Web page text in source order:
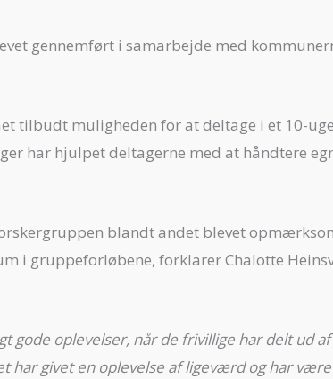
gennemført i samarbejde med
tilbudt muligheden for at deltage i et 10-
har hjulpet deltagerne med at håndtere
blandt andet blevet
i gruppeforløbene, forklarer Chalotte
oplevelser, når de frivillige har delt ud
har givet en oplevelse af ligeværd og har